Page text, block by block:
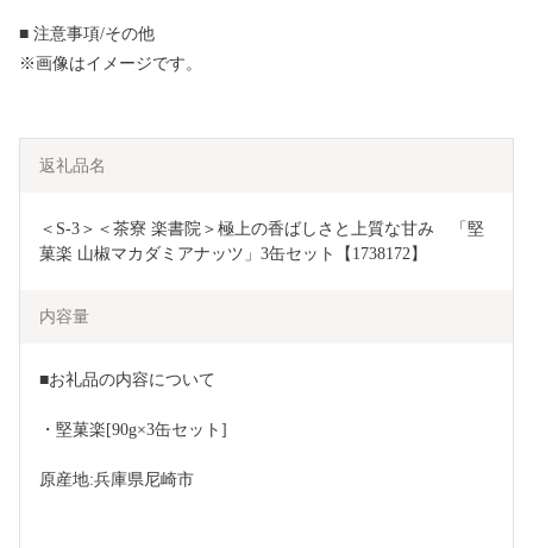
■ 注意事項/その他
※画像はイメージです。
返礼品名
＜S-3＞＜茶寮 楽書院＞極上の香ばしさと上質な甘み　「堅
菓楽 山椒マカダミアナッツ」3缶セット【1738172】
内容量
■お礼品の内容について
・堅菓楽[90g×3缶セット]
原産地:兵庫県尼崎市